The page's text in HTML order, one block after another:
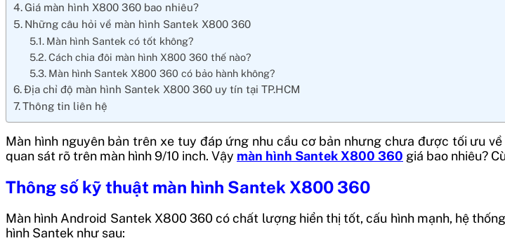
Giá màn hình X800 360 bao nhiêu?
Những câu hỏi về màn hình Santek X800 360
Màn hình Santek có tốt không?
Cách chia đôi màn hình X800 360 thế nào?
Màn hình Santek X800 360 có bảo hành không?
Địa chỉ độ màn hình Santek X800 360 uy tín tại TP.HCM
Thông tin liên hệ
Màn hình nguyên bản trên xe tuy đáp ứng nhu cầu cơ bản nhưng chưa được tối ưu
quan sát rõ trên màn hình 9/10 inch. Vậy màn hình Santek X800 360 giá bao nhiêu?
Thông số kỹ thuật màn hình Santek X800 360
Màn hình Android Santek X800 360 có chất lượng hiển thị tốt, cấu hình mạnh, hệ
hình Santek như sau: